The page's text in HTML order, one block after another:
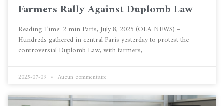
Farmers Rally Against Duplomb Law
Reading Time: 2 min Paris, July 8, 2025 (OLA NEWS) –
Hundreds gathered in central Paris yesterday to protest the
controversial Duplomb Law, with farmers,
2025-07-09 Aucun commentaire